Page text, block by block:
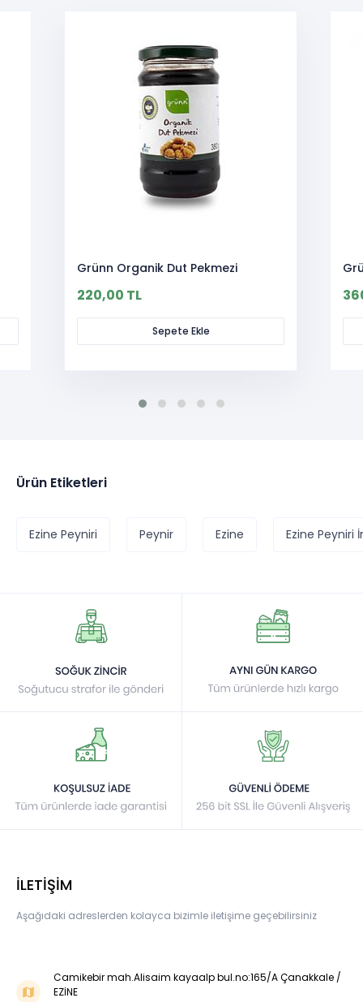
Grünn Organik Dut Pekmezi
220,00 TL
Sepete Ekle
Ürün Etiketleri
Ezine Peyniri Peynir Ezine Ezine Peyniri
İLETİŞİM
Aşağıdaki adreslerden kolayca bizimle iletişime geçebilirsiniz
Camikebir mah.Alisaim kayaalp bul.no:165/A Çanakkale /
EZİNE